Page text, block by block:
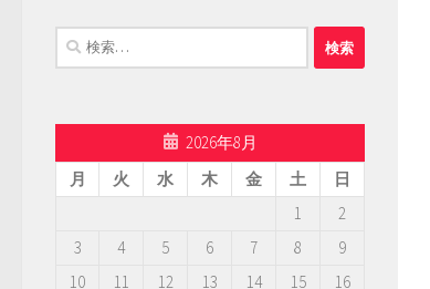
検
索:
2026年8月
月
火 水 木 金 土
日
1
2
3
4 5 6 7 8
9
10
11 12 13 14 15
16